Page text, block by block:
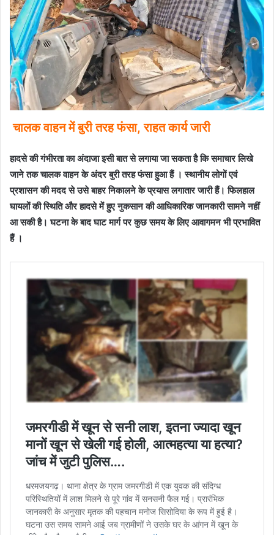
चालक वाहन में बुरी तरह फंसा, राहत कार्य जारी
हादसे की गंभीरता का अंदाजा इसी बात से लगाया जा सकता है कि समाचार लिखे
जाने तक चालक वाहन के अंदर बुरी तरह फंसा हुआ हैं । स्थानीय लोगों एवं
प्रशासन की मदद से उसे बाहर निकालने के प्रयास लगातार जारी हैं। फिलहाल
घायलों की स्थिति और हादसे में हुए नुकसान की आधिकारिक जानकारी सामने नहीं
आ सकी है। घटना के बाद घाट मार्ग पर कुछ समय के लिए आवागमन भी प्रभावित
हैं ।